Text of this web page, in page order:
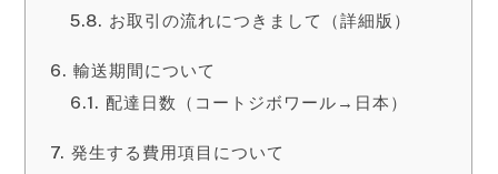
お取引の流れにつきまして（詳細版）
輸送期間について
配達日数（コートジボワール→日本）
発生する費用項目について